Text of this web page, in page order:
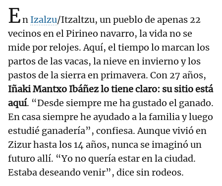
En Izalzu/Itzaltzu, un pueblo de apenas 22
vecinos en el Pirineo navarro, la vida no se
mide por relojes. Aquí, el tiempo lo marcan los
partos de las vacas, la nieve en invierno y los
pastos de la sierra en primavera. Con 27 años,
Iñaki Mantxo Ibáñez lo tiene claro: su sitio está
aquí. “Desde siempre me ha gustado el ganado.
En casa siempre he ayudado a la familia y luego
estudié ganadería”, confiesa. Aunque vivió en
Zizur hasta los 14 años, nunca se imaginó un
futuro allí. “Yo no quería estar en la ciudad.
Estaba deseando venir”, dice sin rodeos.